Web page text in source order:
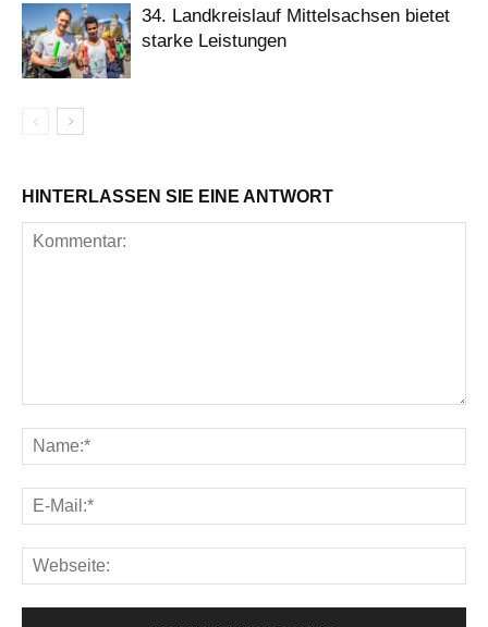
34. Landkreislauf Mittelsachsen bietet
starke Leistungen
HINTERLASSEN SIE EINE ANTWORT